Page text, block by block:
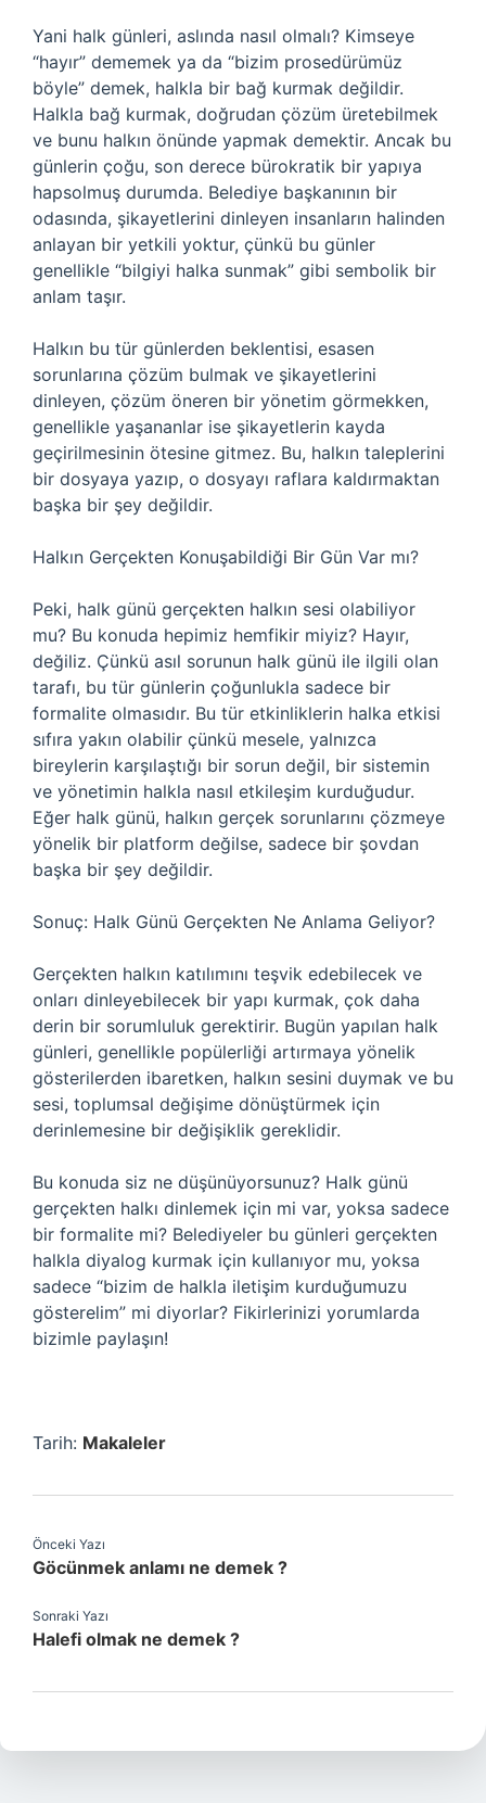
Yani halk günleri, aslında nasıl olmalı? Kimseye
“hayır” dememek ya da “bizim prosedürümüz
böyle” demek, halkla bir bağ kurmak değildir.
Halkla bağ kurmak, doğrudan çözüm üretebilmek
ve bunu halkın önünde yapmak demektir. Ancak bu
günlerin çoğu, son derece bürokratik bir yapıya
hapsolmuş durumda. Belediye başkanının bir
odasında, şikayetlerini dinleyen insanların halinden
anlayan bir yetkili yoktur, çünkü bu günler
genellikle “bilgiyi halka sunmak” gibi sembolik bir
anlam taşır.
Halkın bu tür günlerden beklentisi, esasen
sorunlarına çözüm bulmak ve şikayetlerini
dinleyen, çözüm öneren bir yönetim görmekken,
genellikle yaşananlar ise şikayetlerin kayda
geçirilmesinin ötesine gitmez. Bu, halkın taleplerini
bir dosyaya yazıp, o dosyayı raflara kaldırmaktan
başka bir şey değildir.
Halkın Gerçekten Konuşabildiği Bir Gün Var mı?
Peki, halk günü gerçekten halkın sesi olabiliyor
mu? Bu konuda hepimiz hemfikir miyiz? Hayır,
değiliz. Çünkü asıl sorunun halk günü ile ilgili olan
tarafı, bu tür günlerin çoğunlukla sadece bir
formalite olmasıdır. Bu tür etkinliklerin halka etkisi
sıfıra yakın olabilir çünkü mesele, yalnızca
bireylerin karşılaştığı bir sorun değil, bir sistemin
ve yönetimin halkla nasıl etkileşim kurduğudur.
Eğer halk günü, halkın gerçek sorunlarını çözmeye
yönelik bir platform değilse, sadece bir şovdan
başka bir şey değildir.
Sonuç: Halk Günü Gerçekten Ne Anlama Geliyor?
Gerçekten halkın katılımını teşvik edebilecek ve
onları dinleyebilecek bir yapı kurmak, çok daha
derin bir sorumluluk gerektirir. Bugün yapılan halk
günleri, genellikle popülerliği artırmaya yönelik
gösterilerden ibaretken, halkın sesini duymak ve bu
sesi, toplumsal değişime dönüştürmek için
derinlemesine bir değişiklik gereklidir.
Bu konuda siz ne düşünüyorsunuz? Halk günü
gerçekten halkı dinlemek için mi var, yoksa sadece
bir formalite mi? Belediyeler bu günleri gerçekten
halkla diyalog kurmak için kullanıyor mu, yoksa
sadece “bizim de halkla iletişim kurduğumuzu
gösterelim” mi diyorlar? Fikirlerinizi yorumlarda
bizimle paylaşın!
Tarih: Makaleler
Önceki Yazı
Göcünmek anlamı ne demek ?
Sonraki Yazı
Halefi olmak ne demek ?